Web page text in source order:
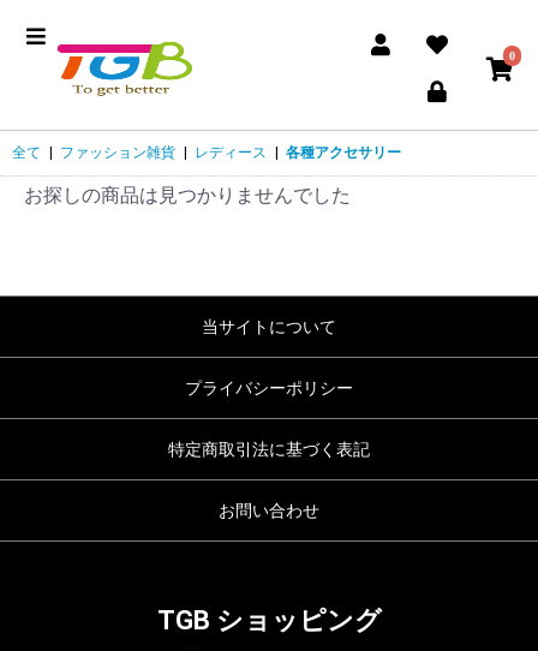
0
全て ファッション雑貨 レディース 各種アクセサリー
お探しの商品は見つかりませんでした
当サイトについて
プライバシーポリシー
特定商取引法に基づく表記
お問い合わせ
TGB ショッピング